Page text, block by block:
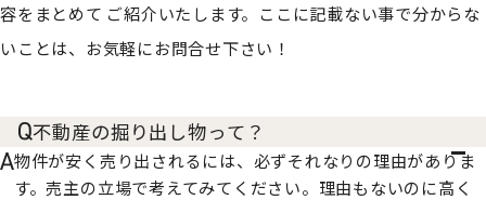
容をまとめて ご紹介いたします。ここに記載ない事で分からな
いことは、お気軽にお問合せ下さい！
不動産の掘り出し物って？
物件が安く売り出されるには、必ずそれなりの理由がありま
す。売主の立場で考えてみてください。理由もないのに高く